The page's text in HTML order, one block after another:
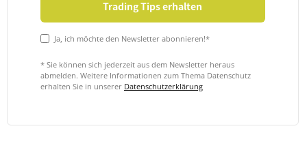
Ja, ich möchte den Newsletter abonnieren!*
* Sie können sich jederzeit aus dem Newsletter heraus
abmelden. Weitere Informationen zum Thema Datenschutz
erhalten Sie in unserer Datenschutzerklärung